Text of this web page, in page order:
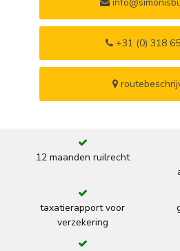
+31 (0) 318
12 maanden ruilrecht
taxatierapport voor
verzekering